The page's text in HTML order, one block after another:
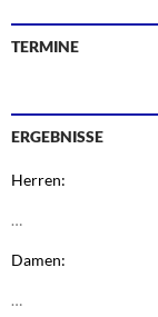
TERMINE
ERGEBNISSE
Herren:
…
Damen:
…